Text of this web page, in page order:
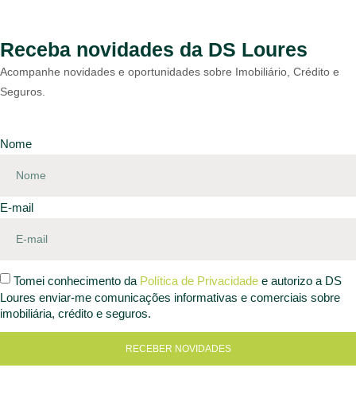
Receba novidades da DS Loures
Acompanhe novidades e oportunidades sobre Imobiliário, Crédito e
Seguros.
Nome
E-mail
Tomei conhecimento da Política de Privacidade e autorizo a DS
Loures enviar-me comunicações informativas e comerciais sobre
imobiliária, crédito e seguros.
RECEBER NOVIDADES